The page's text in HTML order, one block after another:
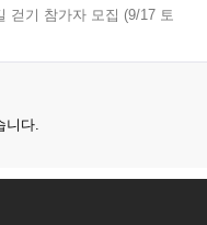
걷기 참가자 모집 (9/17 토
니다.